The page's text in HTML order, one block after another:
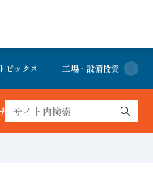
ピックス 工場・設備投資
を無料で公開中 詳細はこちら